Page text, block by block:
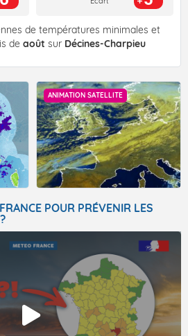
de températures minimales et
de août sur Décines-Charpieu
ANIMATION SATELLITE
POUR PRÉVENIR LES